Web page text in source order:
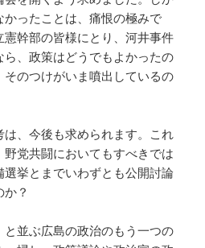
かったことは、痛恨の極みで
幹部の皆様にとり、河井事件
、政策はどうでもよかったの
のつけがいま噴出しているの
、今後も求められます。これ
党共闘においてもすべきでは
挙とまでいわずとも公開討論
？
並ぶ広島の政治のもう一つの